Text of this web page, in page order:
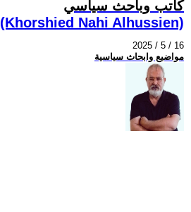
كاتب وباحث سياسي
(Khorshied Nahi Alhussien)
2025 / 5 / 16
مواضيع وابحاث سياسية